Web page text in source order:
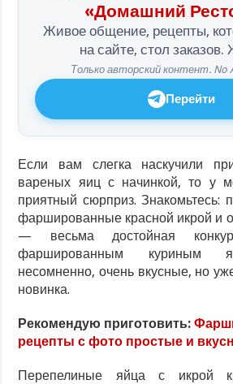
«Домашний
Живое общение, рецепты,
на сайте, стол заказов.
Только авторский контент. No
Перейти
Если вам слегка наскучили
вареных яиц с начинкой, то у
приятный сюрприз. Знакомьтесь:
фаршированные красной икрой и
— весьма достойная
фаршированным куриным
несомненно, очень вкусные, но
новинка.
Рекомендую приготовить:
рецепты с фото простые и
Перепелиные яйца с икрой